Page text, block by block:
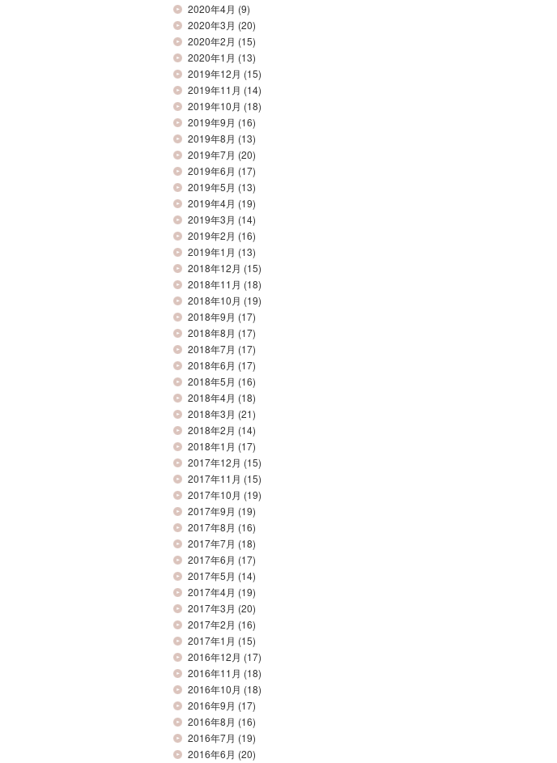
2020年4月 (9)
2020年3月 (20)
2020年2月 (15)
2020年1月 (13)
2019年12月 (15)
2019年11月 (14)
2019年10月 (18)
2019年9月 (16)
2019年8月 (13)
2019年7月 (20)
2019年6月 (17)
2019年5月 (13)
2019年4月 (19)
2019年3月 (14)
2019年2月 (16)
2019年1月 (13)
2018年12月 (15)
2018年11月 (18)
2018年10月 (19)
2018年9月 (17)
2018年8月 (17)
2018年7月 (17)
2018年6月 (17)
2018年5月 (16)
2018年4月 (18)
2018年3月 (21)
2018年2月 (14)
2018年1月 (17)
2017年12月 (15)
2017年11月 (15)
2017年10月 (19)
2017年9月 (19)
2017年8月 (16)
2017年7月 (18)
2017年6月 (17)
2017年5月 (14)
2017年4月 (19)
2017年3月 (20)
2017年2月 (16)
2017年1月 (15)
2016年12月 (17)
2016年11月 (18)
2016年10月 (18)
2016年9月 (17)
2016年8月 (16)
2016年7月 (19)
2016年6月 (20)